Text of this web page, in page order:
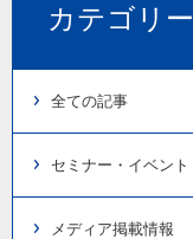
カテゴリー
全ての記事
セミナー・イベント
メディア掲載情報